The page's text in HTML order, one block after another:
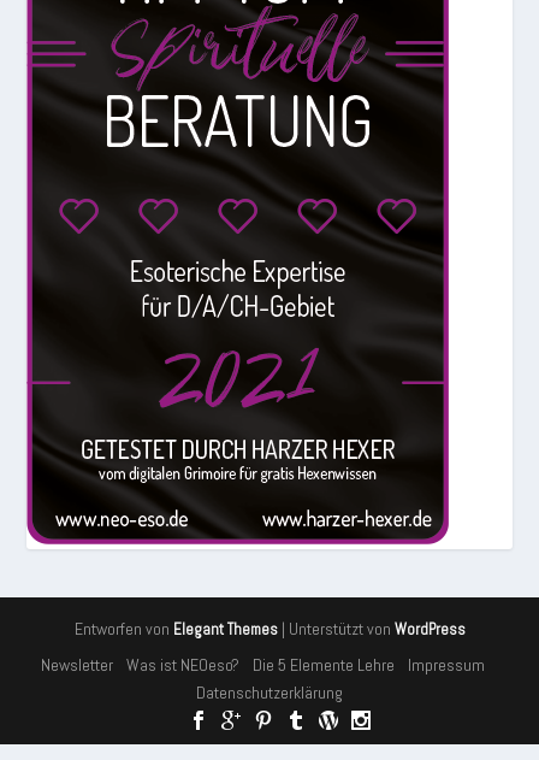
Entworfen von Elegant Themes| Unterstützt von WordPress
Newsletter Was ist NEOeso? Die 5 Elemente Lehre
Impressum
Datenschutzerklärung